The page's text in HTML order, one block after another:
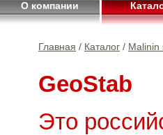
О компании
Главная / Каталог / Malinin
GeoStab
Это